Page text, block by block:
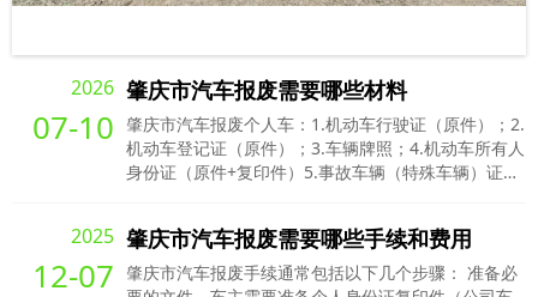
2026
07-10
肇庆市汽车报废需要哪些材料
肇庆市汽车报废个人车：1.机动车行驶证（原件）；2.
机动车登记证（原件）；3.车辆牌照；4.机动车所有人
身份证（原件+复印件）5.事故车辆（特殊车辆）证明
公章的营业执照（复印件）。
2025
12-07
肇庆市汽车报废需要哪些手续和费用
肇庆市汽车报废手续通常包括以下几个步骤： 准备必